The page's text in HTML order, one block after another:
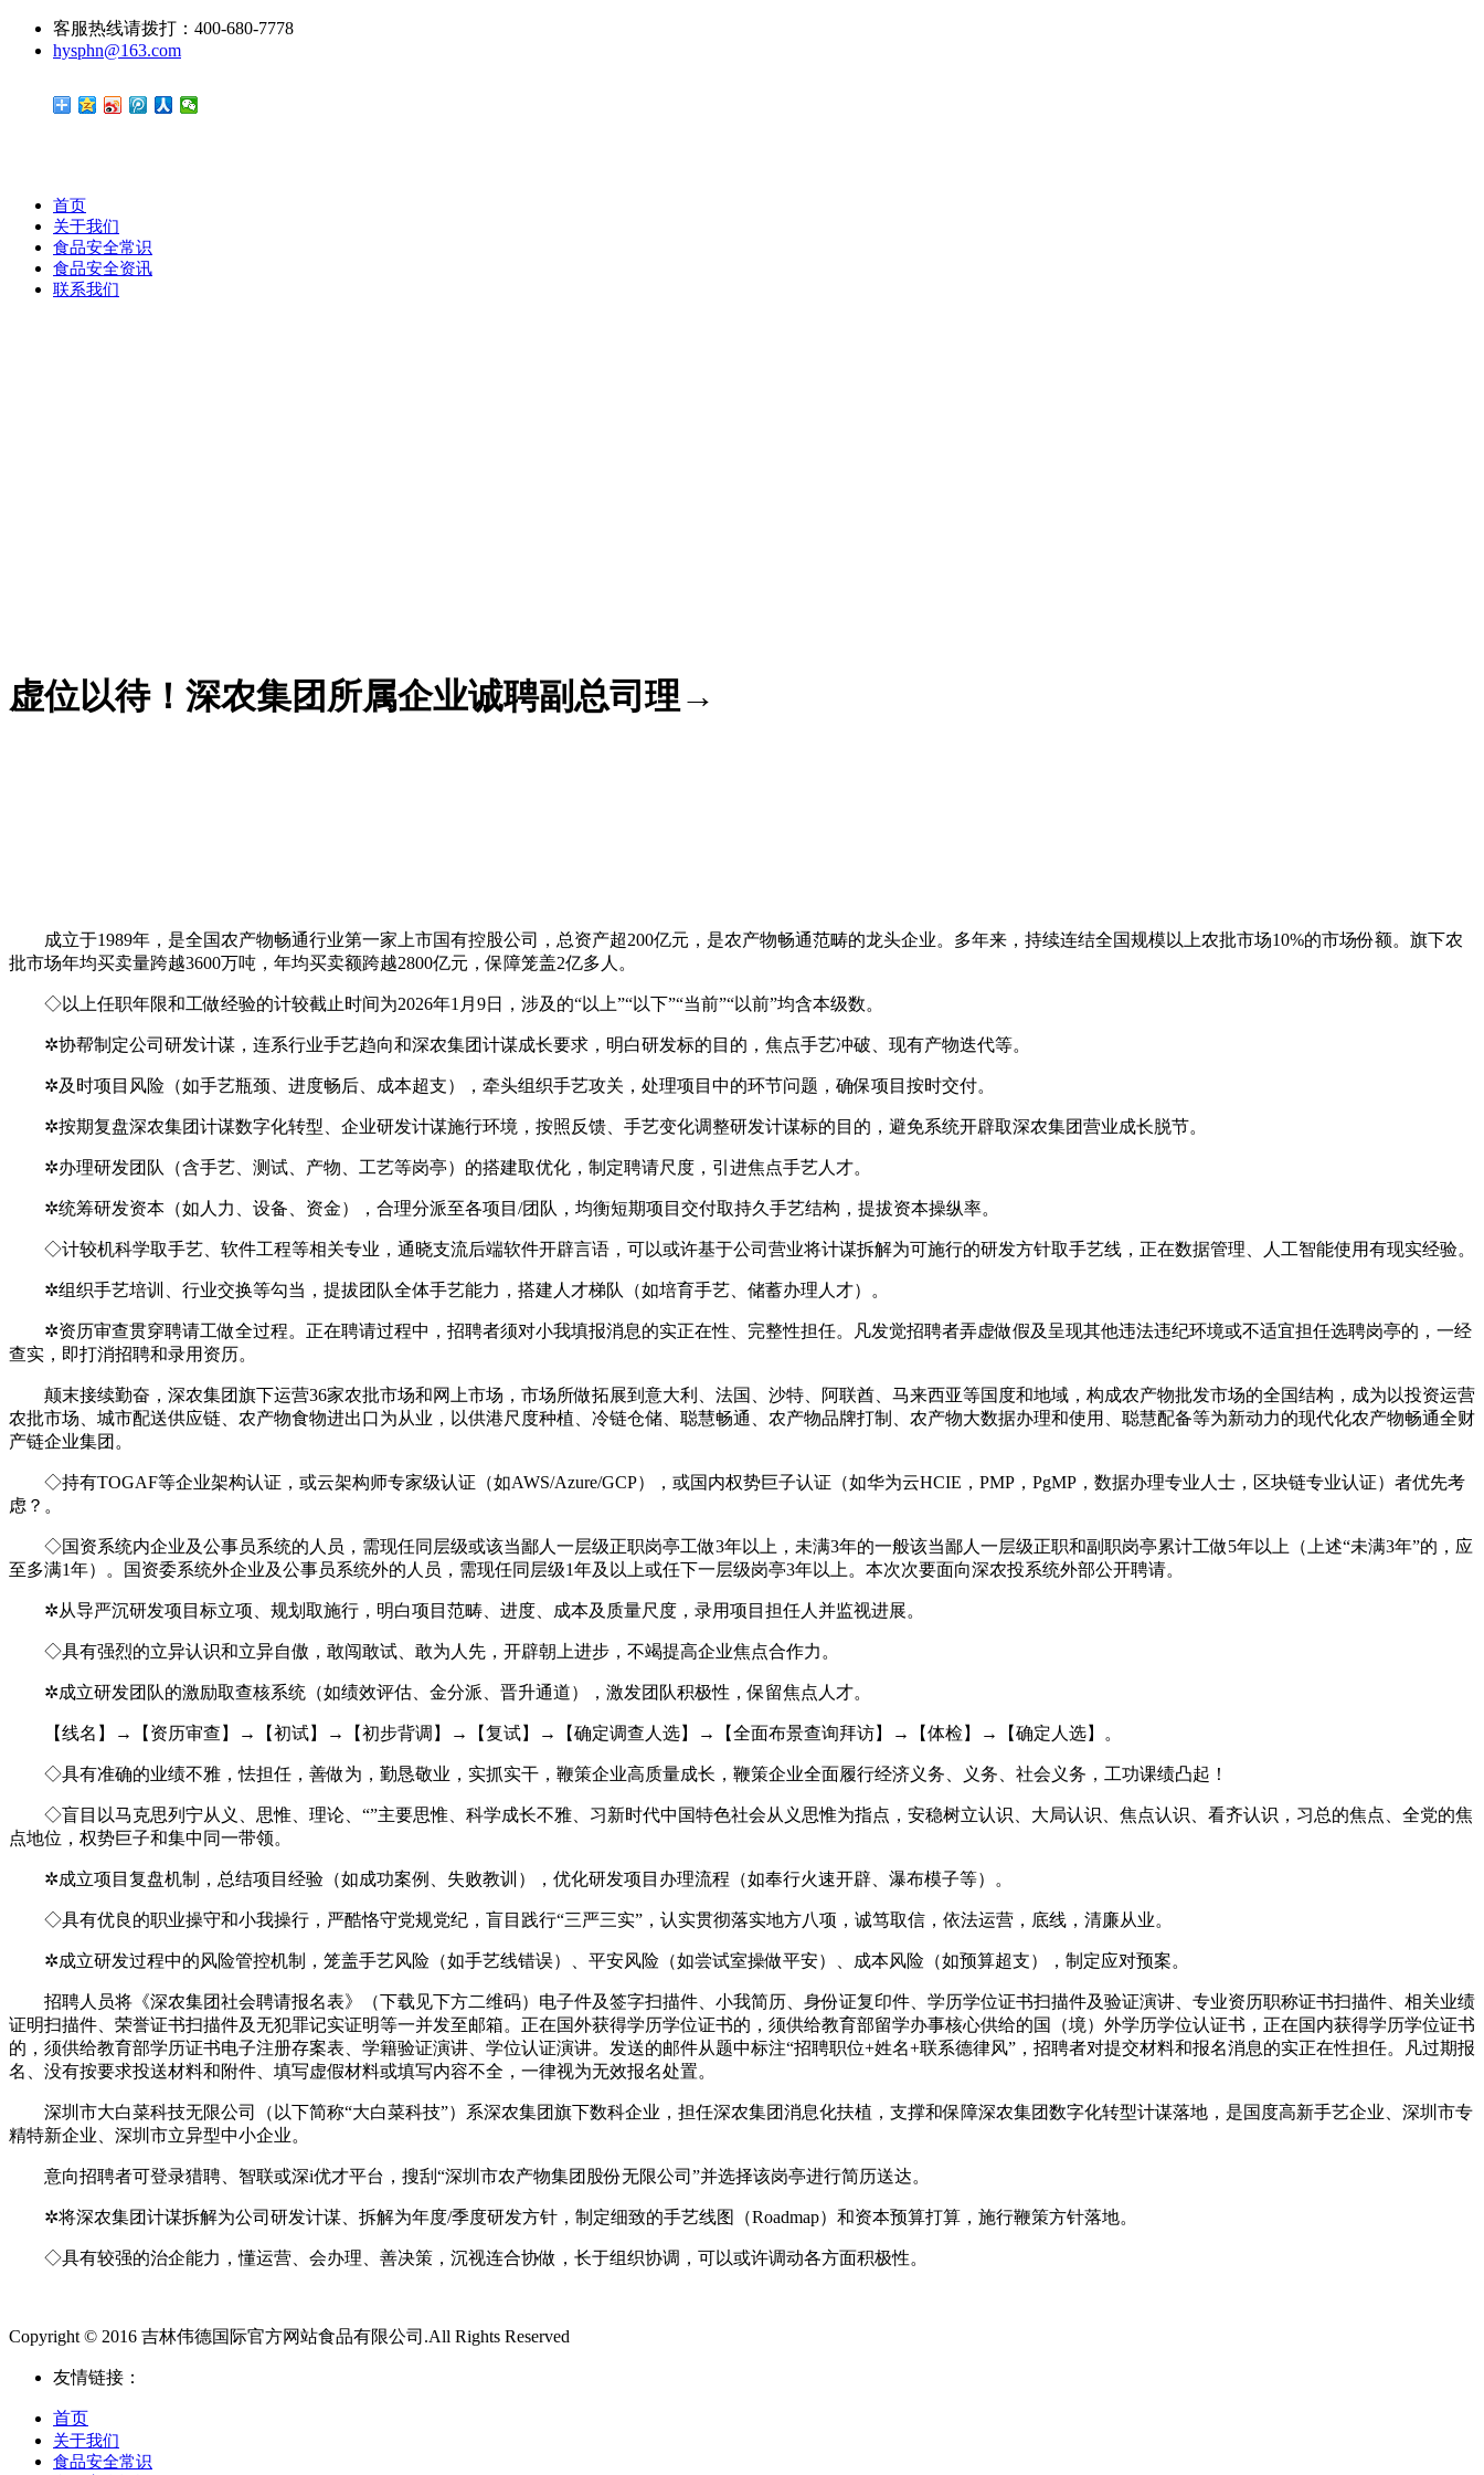
客服热线请拨打：400-680-7778
hysphn@163.com
首页
关于我们
食品安全常识
食品安全资讯
联系我们
虚位以待！深农集团所属企业诚聘副总司理→
成立于1989年，是全国农产物畅通行业第一家上市国有控股公司，总资产超200亿元，是农产物畅通范畴的龙头企业。多年来，持续连结全国规模以上农批市场10%的市场份额。旗下农
批市场年均买卖量跨越3600万吨，年均买卖额跨越2800亿元，保障笼盖2亿多人。
◇以上任职年限和工做经验的计较截止时间为2026年1月9日，涉及的“以上”“以下”“当前”“以前”均含本级数。
✲协帮制定公司研发计谋，连系行业手艺趋向和深农集团计谋成长要求，明白研发标的目的，焦点手艺冲破、现有产物迭代等。
✲及时项目风险（如手艺瓶颈、进度畅后、成本超支），牵头组织手艺攻关，处理项目中的环节问题，确保项目按时交付。
✲按期复盘深农集团计谋数字化转型、企业研发计谋施行环境，按照反馈、手艺变化调整研发计谋标的目的，避免系统开辟取深农集团营业成长脱节。
✲办理研发团队（含手艺、测试、产物、工艺等岗亭）的搭建取优化，制定聘请尺度，引进焦点手艺人才。
✲统筹研发资本（如人力、设备、资金），合理分派至各项目/团队，均衡短期项目交付取持久手艺结构，提拔资本操纵率。
◇计较机科学取手艺、软件工程等相关专业，通晓支流后端软件开辟言语，可以或许基于公司营业将计谋拆解为可施行的研发方针取手艺线，正在数据管理、人工智能使用有现实经验。
✲组织手艺培训、行业交换等勾当，提拔团队全体手艺能力，搭建人才梯队（如培育手艺、储蓄办理人才）。
✲资历审查贯穿聘请工做全过程。正在聘请过程中，招聘者须对小我填报消息的实正在性、完整性担任。凡发觉招聘者弄虚做假及呈现其他违法违纪环境或不适宜担任选聘岗亭的，一经
查实，即打消招聘和录用资历。
颠末接续勤奋，深农集团旗下运营36家农批市场和网上市场，市场所做拓展到意大利、法国、沙特、阿联酋、马来西亚等国度和地域，构成农产物批发市场的全国结构，成为以投资运营
农批市场、城市配送供应链、农产物食物进出口为从业，以供港尺度种植、冷链仓储、聪慧畅通、农产物品牌打制、农产物大数据办理和使用、聪慧配备等为新动力的现代化农产物畅通全财
产链企业集团。
◇持有TOGAF等企业架构认证，或云架构师专家级认证（如AWS/Azure/GCP），或国内权势巨子认证（如华为云HCIE，PMP，PgMP，数据办理专业人士，区块链专业认证）者优先考
虑？。
◇国资系统内企业及公事员系统的人员，需现任同层级或该当鄙人一层级正职岗亭工做3年以上，未满3年的一般该当鄙人一层级正职和副职岗亭累计工做5年以上（上述“未满3年”的，应
至多满1年）。国资委系统外企业及公事员系统外的人员，需现任同层级1年及以上或任下一层级岗亭3年以上。本次次要面向深农投系统外部公开聘请。
✲从导严沉研发项目标立项、规划取施行，明白项目范畴、进度、成本及质量尺度，录用项目担任人并监视进展。
◇具有强烈的立异认识和立异自傲，敢闯敢试、敢为人先，开辟朝上进步，不竭提高企业焦点合作力。
✲成立研发团队的激励取查核系统（如绩效评估、金分派、晋升通道），激发团队积极性，保留焦点人才。
【线名】→【资历审查】→【初试】→【初步背调】→【复试】→【确定调查人选】→【全面布景查询拜访】→【体检】→【确定人选】。
◇具有准确的业绩不雅，怯担任，善做为，勤恳敬业，实抓实干，鞭策企业高质量成长，鞭策企业全面履行经济义务、义务、社会义务，工功课绩凸起！
◇盲目以马克思列宁从义、思惟、理论、“”主要思惟、科学成长不雅、习新时代中国特色社会从义思惟为指点，安稳树立认识、大局认识、焦点认识、看齐认识，习总的焦点、全党的焦
点地位，权势巨子和集中同一带领。
✲成立项目复盘机制，总结项目经验（如成功案例、失败教训），优化研发项目办理流程（如奉行火速开辟、瀑布模子等）。
◇具有优良的职业操守和小我操行，严酷恪守党规党纪，盲目践行“三严三实”，认实贯彻落实地方八项，诚笃取信，依法运营，底线，清廉从业。
✲成立研发过程中的风险管控机制，笼盖手艺风险（如手艺线错误）、平安风险（如尝试室操做平安）、成本风险（如预算超支），制定应对预案。
招聘人员将《深农集团社会聘请报名表》（下载见下方二维码）电子件及签字扫描件、小我简历、身份证复印件、学历学位证书扫描件及验证演讲、专业资历职称证书扫描件、相关业绩
证明扫描件、荣誉证书扫描件及无犯罪记实证明等一并发至邮箱。正在国外获得学历学位证书的，须供给教育部留学办事核心供给的国（境）外学历学位认证书，正在国内获得学历学位证书
的，须供给教育部学历证书电子注册存案表、学籍验证演讲、学位认证演讲。发送的邮件从题中标注“招聘职位+姓名+联系德律风”，招聘者对提交材料和报名消息的实正在性担任。凡过期报
名、没有按要求投送材料和附件、填写虚假材料或填写内容不全，一律视为无效报名处置。
深圳市大白菜科技无限公司（以下简称“大白菜科技”）系深农集团旗下数科企业，担任深农集团消息化扶植，支撑和保障深农集团数字化转型计谋落地，是国度高新手艺企业、深圳市专
精特新企业、深圳市立异型中小企业。
意向招聘者可登录猎聘、智联或深i优才平台，搜刮“深圳市农产物集团股份无限公司”并选择该岗亭进行简历送达。
✲将深农集团计谋拆解为公司研发计谋、拆解为年度/季度研发方针，制定细致的手艺线图（Roadmap）和资本预算打算，施行鞭策方针落地。
◇具有较强的治企能力，懂运营、会办理、善决策，沉视连合协做，长于组织协调，可以或许调动各方面积极性。
Copyright © 2016 吉林伟德国际官方网站食品有限公司.All Rights Reserved
友情链接：
首页
关于我们
食品安全常识